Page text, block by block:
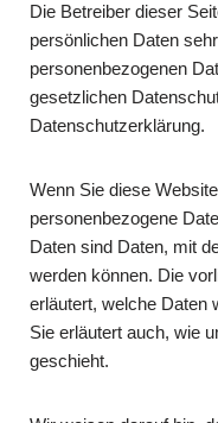
Die Betreiber dieser
persönlichen Daten
personenbezogenen
gesetzlichen
Datenschutzerklärung.
Wenn Sie diese
personenbezogene
Daten sind Daten, mit
werden können. Die
erläutert, welche Daten
Sie erläutert auch, wie
geschieht.